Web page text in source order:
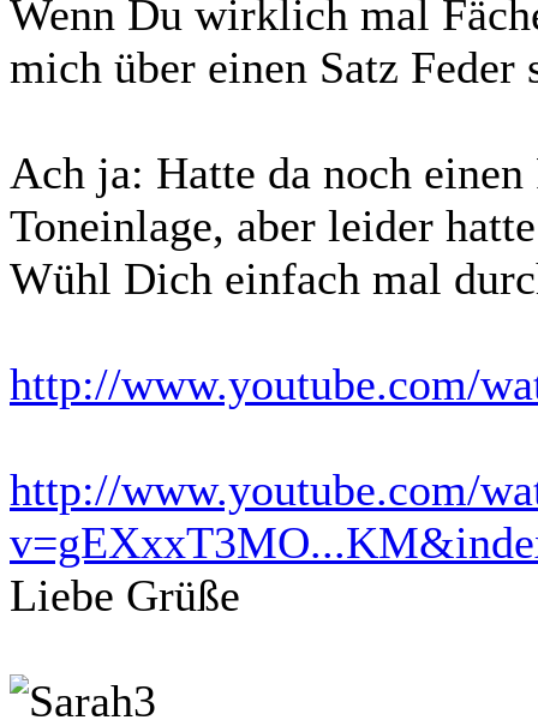
Wenn Du wirklich mal
mich über einen Satz Feder
Ach ja: Hatte da noch
Toneinlage, aber leider
Wühl Dich einfach mal
http://www.youtube.com/
http://www.youtube.com/
Liebe Grüße